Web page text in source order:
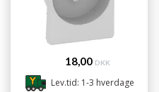
18,00 DKK
Lev.tid: 1-3 hverdage